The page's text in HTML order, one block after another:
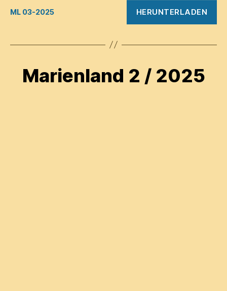
ML 03-2025 HERUNTERLADEN
Marienland 2 / 2025